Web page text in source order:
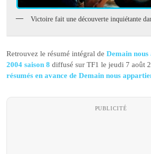
Victoire fait une découverte inquiétante
Retrouvez le résumé intégral deDemain
2004 saison 8 diffusé sur TF1 le jeudi 7 août
résumés en avance de Demain nous
PUBLICITÉ